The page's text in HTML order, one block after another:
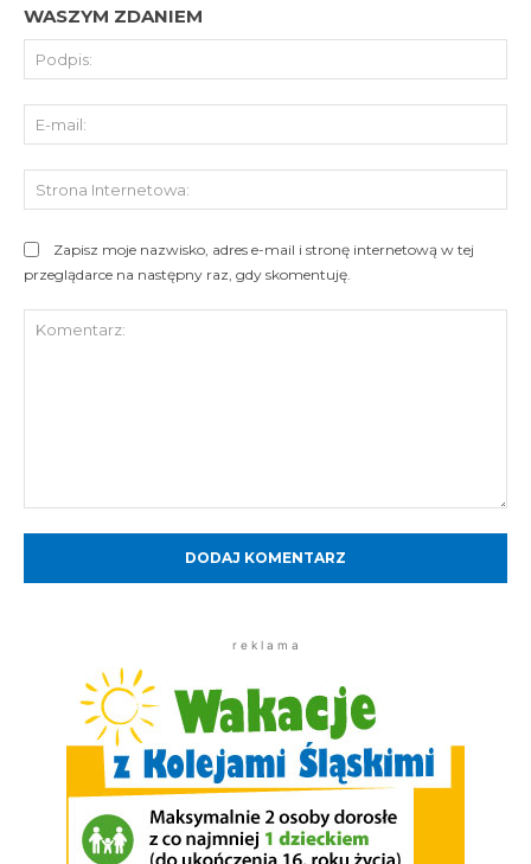
WASZYM ZDANIEM
Zapisz moje nazwisko, adres e-mail i stronę internetową w tej
przeglądarce na następny raz, gdy skomentuję.
r e k l a m a